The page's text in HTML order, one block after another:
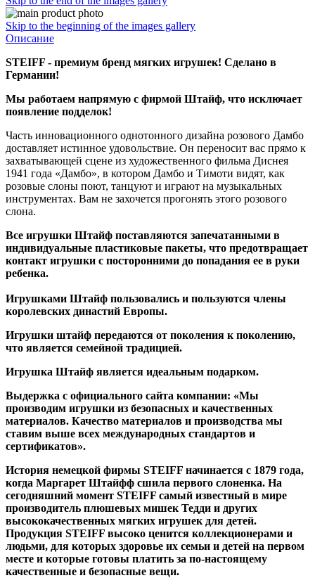
Skip to the beginning of the images gallery
Описание
STEIFF - премиум бренд мягких игрушек! Сделано в
Германии!
Мы работаем напрямую с фирмой Штайф, что исключает
появление подделок!
Часть инновационного однотонного дизайна розового Дамбо
доставляет истинное удовольствие. Он переносит вас прямо к
захватывающей сцене из художественного фильма Диснея
1941 года «Дамбо», в котором Дамбо и Тимоти видят, как
розовые слоны поют, танцуют и играют на музыкальных
инструментах. Вам не захочется прогонять этого розового
слона.
Все игрушки Штайф поставляются запечатанными в
индивидуальные пластиковые пакеты, что предотвращает
контакт игрушки с посторонними до попадания ее в руки
ребенка.
Игрушками Штайф пользовались и пользуются члены
королевских династий Европы.
Игрушки штайф передаются от поколения к поколению,
что является семейной традицией.
Игрушка Штайф является идеальным подарком.
Выдержка с официального сайта компании: «Мы
производим игрушки из безопасных и качественных
материалов. Качество материалов и производства мы
ставим выше всех международных стандартов и
сертификатов».
История немецкой фирмы STEIFF начинается с 1879 года,
когда Маргарет Штайфф сшила первого слоненка. На
сегодняшний момент STEIFF самый известный в мире
производитель плюшевых мишек Тедди и других
высококачественных мягких игрушек для детей.
Продукция STEIFF высоко ценится коллекционерами и
людьми, для которых здоровье их семьи и детей на первом
месте и которые готовы платить за по-настоящему
качественные и безопасные вещи.